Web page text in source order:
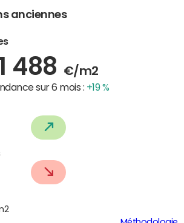
anciennes
488 €/m2
sur 6 mois : +19 %